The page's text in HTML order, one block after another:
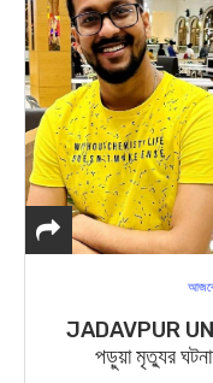
JADAVPUR
পড়ুয়া মৃত্যুর